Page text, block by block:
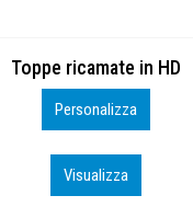
KIT CAMP 100 2026_perso
Personalizza
Visualizza